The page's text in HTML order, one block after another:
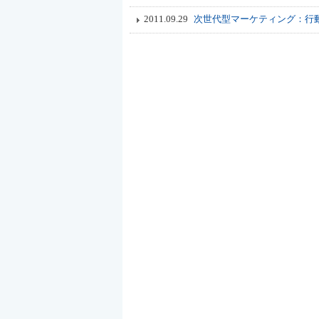
2011.09.29 次世代型マーケティング：行